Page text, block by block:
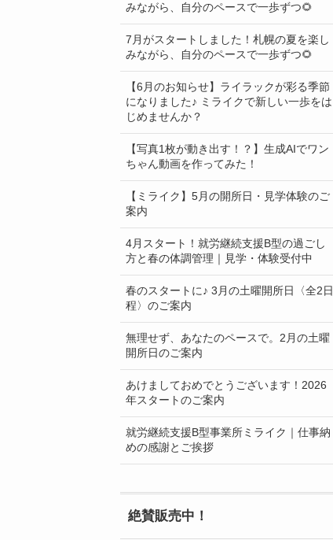
みながら、自分のペースで一歩ずつ🌻
7月がスタートしました！札幌の夏を楽し
みながら、自分のペースで一歩ずつ🌻
【6月のお知らせ】ライラックが彩る季節
になりました♪ ミライクで新しい一歩をは
じめませんか？
【写真1枚が動き出す！？】生成AIでワン
ちゃん動画を作ってみた！
【ミライク】5月の開所日・見学体験のご
案内
4月スタート！就労継続支援B型の過ごし
方と春の体調管理｜見学・体験受付中
春のスタートに♪ 3月の土曜開所日〈全2日
程〉のご案内
無理せず、あなたのペースで。2月の土曜
開所日のご案内
あけましておめでとうございます！2026
年スタートのご案内
就労継続支援B型事業所ミライク｜仕事納
めの感謝とご挨拶
絶賛販売中！